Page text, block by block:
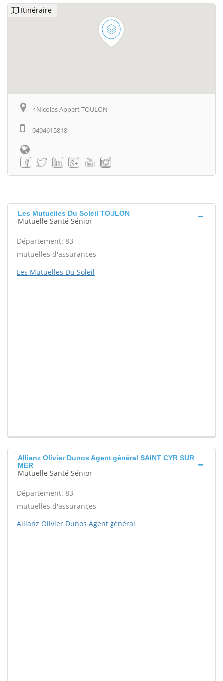
Itinéraire
r Nicolas Appert TOULON
0494615818
Les Mutuelles Du Soleil TOULON
Mutuelle Santé Sénior
Département: 83
mutuelles d'assurances
Les Mutuelles Du Soleil
Allianz Olivier Dunos Agent général SAINT CYR SUR
MER
Mutuelle Santé Sénior
Département: 83
mutuelles d'assurances
Allianz Olivier Dunos Agent général